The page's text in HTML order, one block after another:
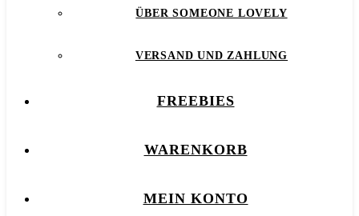
ÜBER SOMEONE LOVELY
VERSAND UND ZAHLUNG
FREEBIES
WARENKORB
MEIN KONTO